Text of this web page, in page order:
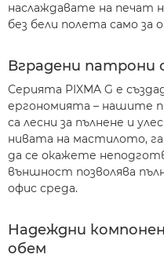
наслаждавате на печат
без бели полета само за
Вградени патрони
Серията PIXMA G е
ергономията – нашите
са лесни за пълнене и
нивата на мастилото,
да се окажете
външност позволява
офис среда.
Надеждни
обем